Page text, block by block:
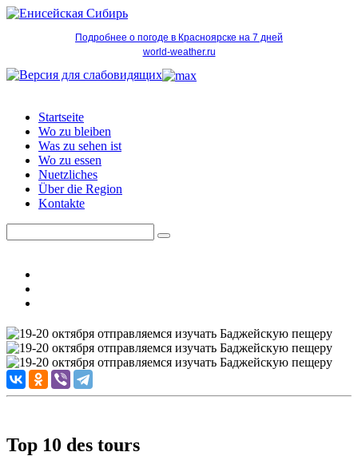
Подробнее о погоде в Красноярске на 7 дней
world-weather.ru
Startseite
Wo zu bleiben
Was zu sehen ist
Wo zu essen
Nuetzliches
Über die Region
Kontakte
Top 10 des tours